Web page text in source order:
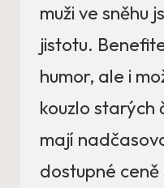
muži ve sněhu
jistotu.
humor, ale i
kouzlo starých
mají
dostupné ceně